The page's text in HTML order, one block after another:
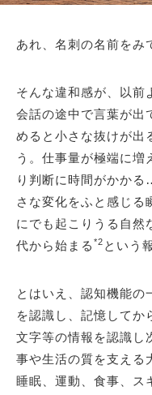
あれ、名刺の名前を
そんな違和感が、以前
会話の途中で言葉が出
めると小さな抜けが出
う。仕事量が極端に増
り判断に時間がかか
さな変化をふと感じる
にでも起こりうる自然
代から始まる *2 という
とはいえ、認知機能の
を認識し、記憶してか
文字等の情報を認識し
事や生活の質を支える
睡眠、運動、食事、ス